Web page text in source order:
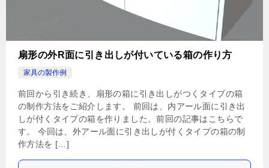
扇形の外R面に引き出しが付いている箱の作り方
家具の製作例
前回から引き続き、扇形の箱に引き出しがつくタイプの箱
の制作方法をご紹介します。 前回は、内アール面に引き出
しが付くタイプの箱を作りました。前回の記事はこちらで
す。 今回は、外アール面に引き出しが付くタイプの箱の制
作方法を […]